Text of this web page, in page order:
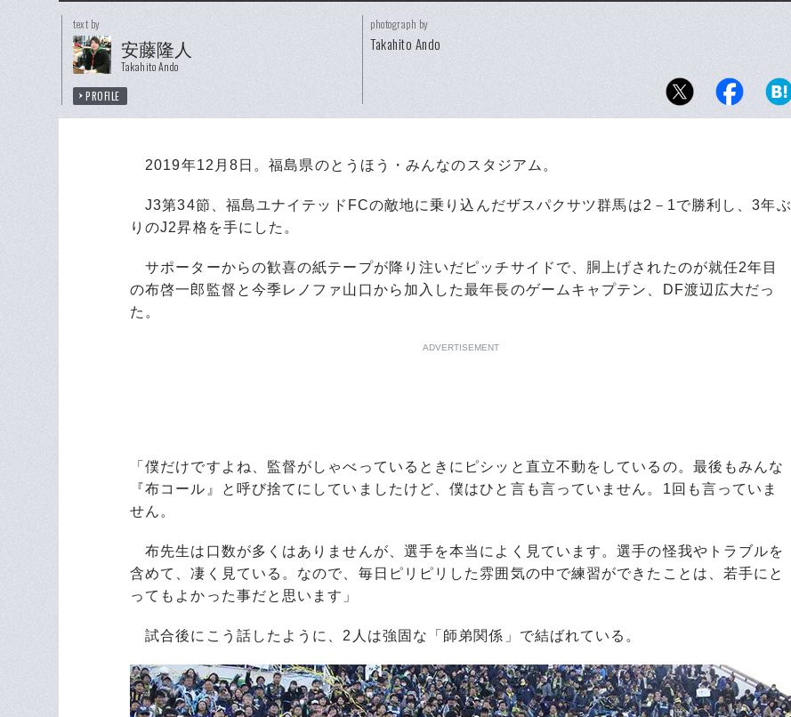
text by
安藤隆人
Takahito Ando
PROFILE
photograph by
Takahito Ando
2019年12月8日。福島県のとうほう・みんなのスタジアム。
J3第34節、福島ユナイテッドFCの敵地に乗り込んだザスパクサツ群馬は2－1で勝利し、3年ぶ
りのJ2昇格を手にした。
サポーターからの歓喜の紙テープが降り注いだピッチサイドで、胴上げされたのが就任2年目
の布啓一郎監督と今季レノファ山口から加入した最年長のゲームキャプテン、DF渡辺広大だっ
た。
ADVERTISEMENT
「僕だけですよね、監督がしゃべっているときにピシッと直立不動をしているの。最後もみんな
『布コール』と呼び捨てにしていましたけど、僕はひと言も言っていません。1回も言っていま
せん。
布先生は口数が多くはありませんが、選手を本当によく見ています。選手の怪我やトラブルを
含めて、凄く見ている。なので、毎日ピリピリした雰囲気の中で練習ができたことは、若手にと
ってもよかった事だと思います」
試合後にこう話したように、2人は強固な「師弟関係」で結ばれている。